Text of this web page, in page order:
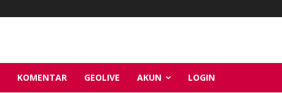
KOMENTAR GEOLIVE AKUN LOGIN